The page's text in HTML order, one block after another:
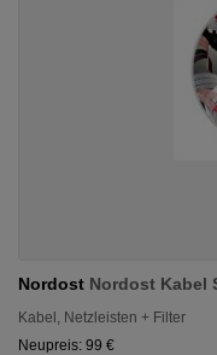
Nordost Nordost Kabel
Kabel, Netzleisten + Filter
Neupreis: 99 €